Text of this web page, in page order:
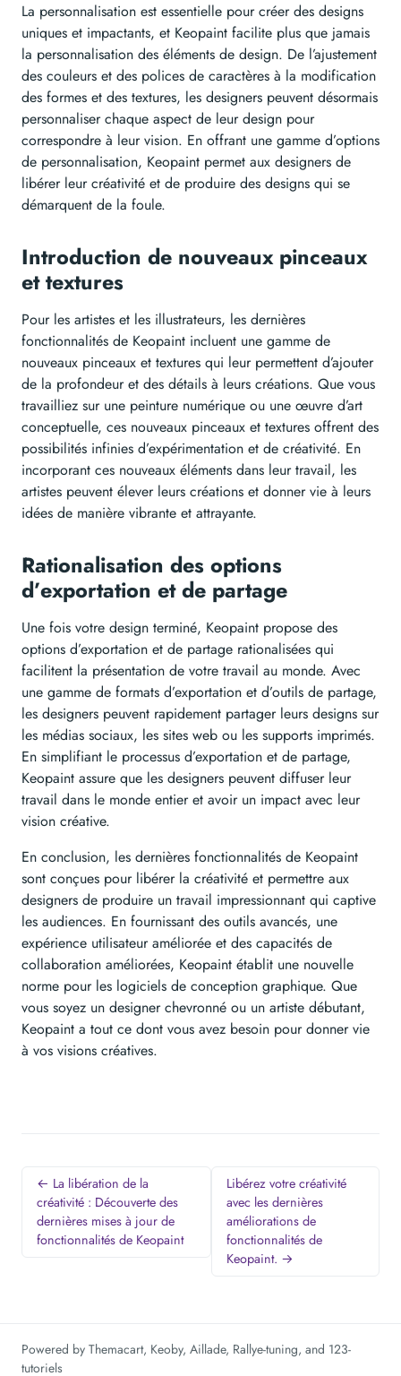
La personnalisation est essentielle pour créer des designs
uniques et impactants, et Keopaint facilite plus que jamais
la personnalisation des éléments de design. De l’ajustement
des couleurs et des polices de caractères à la modification
des formes et des textures, les designers peuvent désormais
personnaliser chaque aspect de leur design pour
correspondre à leur vision. En offrant une gamme d’options
de personnalisation, Keopaint permet aux designers de
libérer leur créativité et de produire des designs qui se
démarquent de la foule.
Introduction de nouveaux pinceaux
et textures
Pour les artistes et les illustrateurs, les dernières
fonctionnalités de Keopaint incluent une gamme de
nouveaux pinceaux et textures qui leur permettent d’ajouter
de la profondeur et des détails à leurs créations. Que vous
travailliez sur une peinture numérique ou une œuvre d’art
conceptuelle, ces nouveaux pinceaux et textures offrent des
possibilités infinies d’expérimentation et de créativité. En
incorporant ces nouveaux éléments dans leur travail, les
artistes peuvent élever leurs créations et donner vie à leurs
idées de manière vibrante et attrayante.
Rationalisation des options
d’exportation et de partage
Une fois votre design terminé, Keopaint propose des
options d’exportation et de partage rationalisées qui
facilitent la présentation de votre travail au monde. Avec
une gamme de formats d’exportation et d’outils de partage,
les designers peuvent rapidement partager leurs designs sur
les médias sociaux, les sites web ou les supports imprimés.
En simplifiant le processus d’exportation et de partage,
Keopaint assure que les designers peuvent diffuser leur
travail dans le monde entier et avoir un impact avec leur
vision créative.
En conclusion, les dernières fonctionnalités de Keopaint
sont conçues pour libérer la créativité et permettre aux
designers de produire un travail impressionnant qui captive
les audiences. En fournissant des outils avancés, une
expérience utilisateur améliorée et des capacités de
collaboration améliorées, Keopaint établit une nouvelle
norme pour les logiciels de conception graphique. Que
vous soyez un designer chevronné ou un artiste débutant,
Keopaint a tout ce dont vous avez besoin pour donner vie
à vos visions créatives.
← La libération de la
créativité : Découverte des
dernières mises à jour de
fonctionnalités de Keopaint
Libérez votre créativité
avec les dernières
améliorations de
fonctionnalités de
Keopaint. →
Powered by Themacart, Keoby, Aillade, Rallye-tuning, and 123-
tutoriels